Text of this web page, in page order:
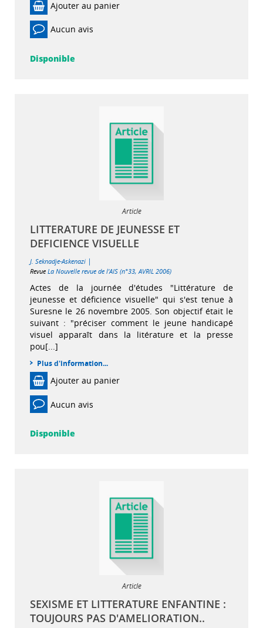
Ajouter au panier
Aucun avis
Disponible
Article
LITTERATURE DE JEUNESSE ET
DEFICIENCE VISUELLE
J. Seknadje-Askenazi |
Revue La Nouvelle revue de l'AIS (n°33, AVRIL 2006)
Actes de la journée d'études "Littérature de
jeunesse et déficience visuelle" qui s'est tenue à
Suresne le 26 novembre 2005. Son objectif était le
suivant : "préciser comment le jeune handicapé
visuel apparaît dans la litérature et la presse
pou[...]
Plus d'information...
Ajouter au panier
Aucun avis
Disponible
Article
SEXISME ET LITTERATURE ENFANTINE :
TOUJOURS PAS D'AMELIORATION..